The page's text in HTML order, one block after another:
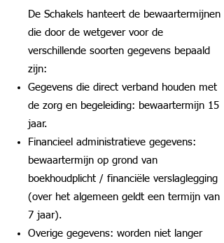
De Schakels hanteert de bewaartermijnen
die door de wetgever voor de
verschillende soorten gegevens bepaald
zijn:
Gegevens die direct verband houden met
de zorg en begeleiding: bewaartermijn 15
jaar.
Financieel administratieve gegevens:
bewaartermijn op grond van
boekhoudplicht / financiële verslaglegging
(over het algemeen geldt een termijn van
7 jaar).
Overige gegevens: worden niet langer